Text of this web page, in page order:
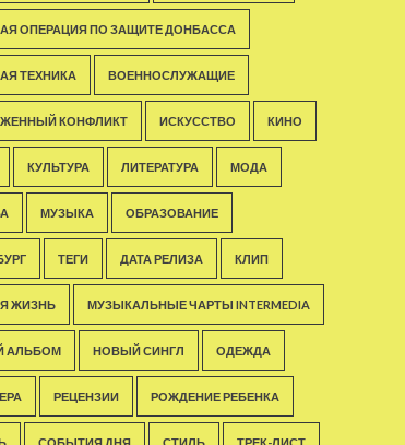
ОПЕРАЦИЯ ПО ЗАЩИТЕ ДОНБАССА
ТЕХНИКА ВОЕННОСЛУЖАЩИЕ
КОНФЛИКТ ИСКУССТВО КИНО
КУЛЬТУРА ЛИТЕРАТУРА МОДА
МУЗЫКА ОБРАЗОВАНИЕ
ТЕГИ ДАТА РЕЛИЗА КЛИП
ЖИЗНЬ МУЗЫКАЛЬНЫЕ ЧАРТЫ INTERMEDIA
АЛЬБОМ НОВЫЙ СИНГЛ ОДЕЖДА
РЕЦЕНЗИИ РОЖДЕНИЕ РЕБЕНКА